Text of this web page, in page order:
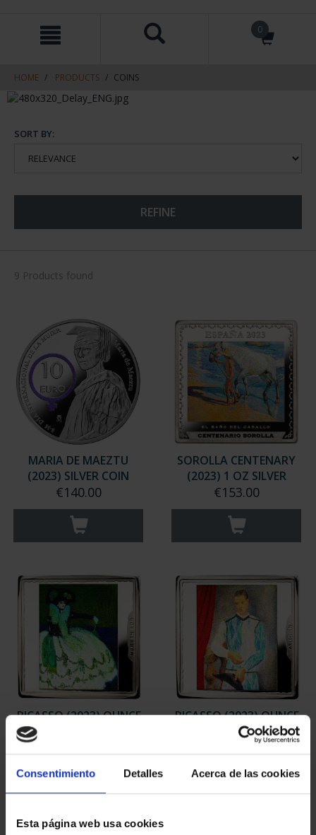
Consentimiento Detalles Acerca de las cookies
Esta página web usa cookies
navigation
0
HOME PRODUCTS COINS
SORT BY:
REFINE
9 Products found
MARIA DE MAEZTU
(2023) SILVER COIN
€140.00
SOROLLA CENTENARY
(2023) 1 OZ SILVER
€153.00
PICASSO (2023) OUNCE
"WOMAN IN BLUE"
PICASSO (2023) OUNCE
"HARLEQUIN (L.M.)"
€163.00